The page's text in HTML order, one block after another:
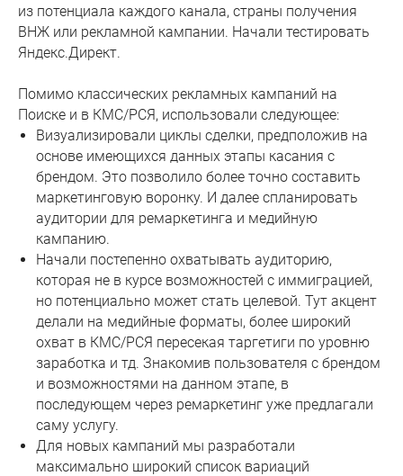
из потенциала каждого канала, страны получения
ВНЖ или рекламной кампании. Начали тестировать
Яндекс.Директ.
Помимо классических рекламных кампаний на
Поиске и в КМС/РСЯ, использовали следующее:
Визуализировали циклы сделки, предположив на
основе имеющихся данных этапы касания с
брендом. Это позволило более точно составить
маркетинговую воронку. И далее спланировать
аудитории для ремаркетинга и медийную
кампанию.
Начали постепенно охватывать аудиторию,
которая не в курсе возможностей с иммиграцией,
но потенциально может стать целевой. Тут акцент
делали на медийные форматы, более широкий
охват в КМС/РСЯ пересекая таргетиги по уровню
заработка и тд. Знакомив пользователя с брендом
и возможностями на данном этапе, в
последующем через ремаркетинг уже предлагали
саму услугу.
Для новых кампаний мы разработали
максимально широкий список вариаций